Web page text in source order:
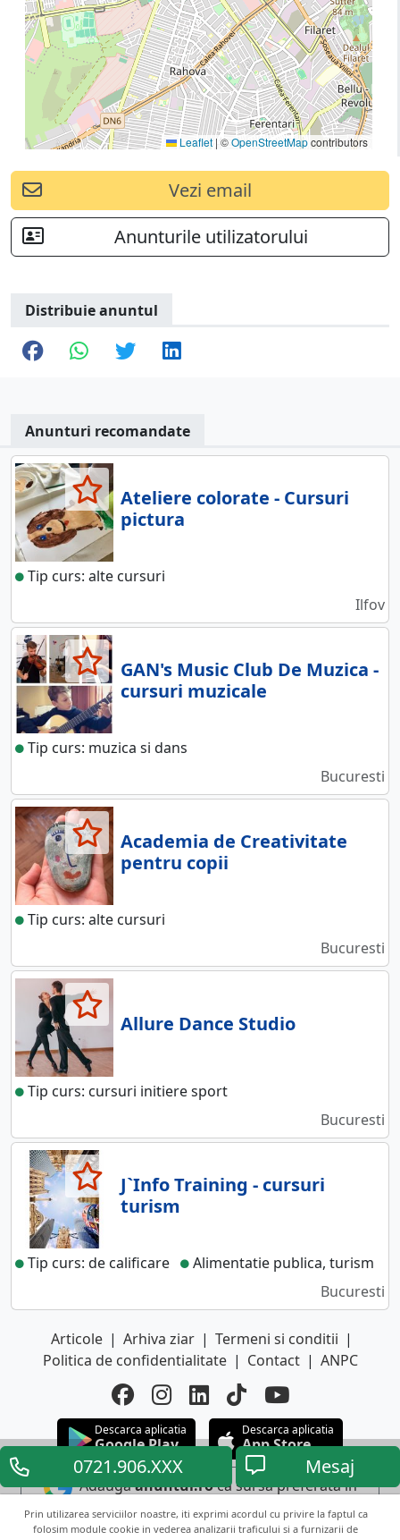
Leaflet | ©OpenStreetMapcontributors
0721.906.XXX Mesaj
Prin utilizarea serviciilor noastre, iti exprimi acordul cu privire la faptul ca
folosim module cookie in vederea analizarii traficului si a furnizarii de
Vezi email
Anunturile utilizatorului
Distribuie anuntul
Anunturi recomandate
Ateliere colorate - Cursuri
pictura
Tip curs: alte cursuri
Ilfov
GAN's Music Club De Muzica -
cursuri muzicale
Tip curs: muzica si dans
Bucuresti
Academia de Creativitate
pentru copii
Tip curs: alte cursuri
Bucuresti
Allure Dance Studio
Tip curs: cursuri initiere sport
Bucuresti
J`Info Training - cursuri
turism
Tip curs: de calificare
Alimentatie publica, turism
Bucuresti
Articole | Arhiva ziar | Termeni si conditii |
Politica de confidentialitate | Contact | ANPC
Descarca aplicatia
Google Play
Descarca aplicatia
App Store
Adaugaanuntul.roca sursa preferata in
Google